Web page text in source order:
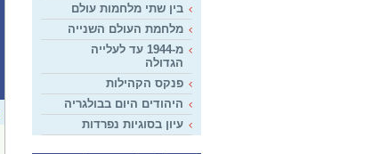
בין שתי מלחמות עולם
מלחמת העולם השנייה
מ-1944 עד לעלייה
הגדולה
פנקס הקהילות
היהודים היום בבולגריה
עיון בסוגיות נפרדות